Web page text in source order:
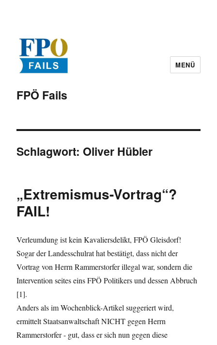
FPÖ Fails
MENÜ
Schlagwort: Oliver Hübler
„Extremismus-Vortrag“?
FAIL!
Verleumdung ist kein Kavaliersdelikt, FPÖ Gleisdorf!
Sogar der Landesschulrat hat bestätigt, dass nicht der
Vortrag von Herrn Rammerstorfer illegal war, sondern die
Intervention seites eins FPÖ Politikers und dessen Abbruch
[1].
Anders als im Wochenblick-Artikel suggeriert wird,
ermittelt Staatsanwaltschaft NICHT gegen Herrn
Rammerstorfer - gut, dass er sich nun gegen diese